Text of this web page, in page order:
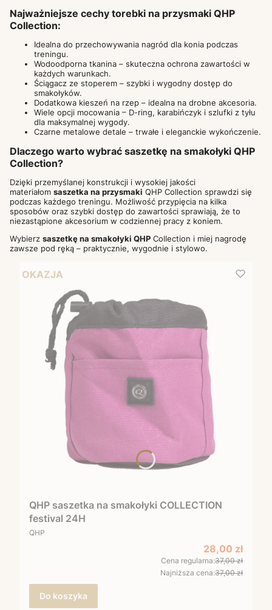
Najważniejsze cechy torebki na przysmaki QHP
Collection:
Idealna do przechowywania nagród dla konia podczas
treningu.
Wodoodporna tkanina – skuteczna ochrona zawartości w
każdych warunkach.
Ściągacz ze stoperem – szybki i wygodny dostęp do
smakołyków.
Dodatkowa kieszeń na rzep – idealna na drobne akcesoria.
Wiele opcji mocowania – D-ring, karabińczyk i szlufki z tyłu
dla maksymalnej wygody.
Czarne metalowe detale – trwałe i eleganckie wykończenie.
Dlaczego warto wybrać saszetkę na smakołyki QHP
Collection?
Dzięki przemyślanej konstrukcji i wysokiej jakości
materiałom saszetka na przysmaki QHP Collection sprawdzi się
podczas każdego treningu. Możliwość przypięcia na kilka
sposobów oraz szybki dostęp do zawartości sprawiają, że to
niezastąpione akcesorium w codziennej pracy z koniem.
Wybierz saszetkę na smakołyki QHP Collection i miej nagrodę
zawsze pod ręką – praktycznie, wygodnie i stylowo.
OKAZJA
QHP saszetka na smakołyki COLLECTION
festival 24H
PRODUCENT
QHP
Cena
28,00 zł
Cena regularna:37,00 zł
Najniższa cena:37,00 zł
Do koszyka